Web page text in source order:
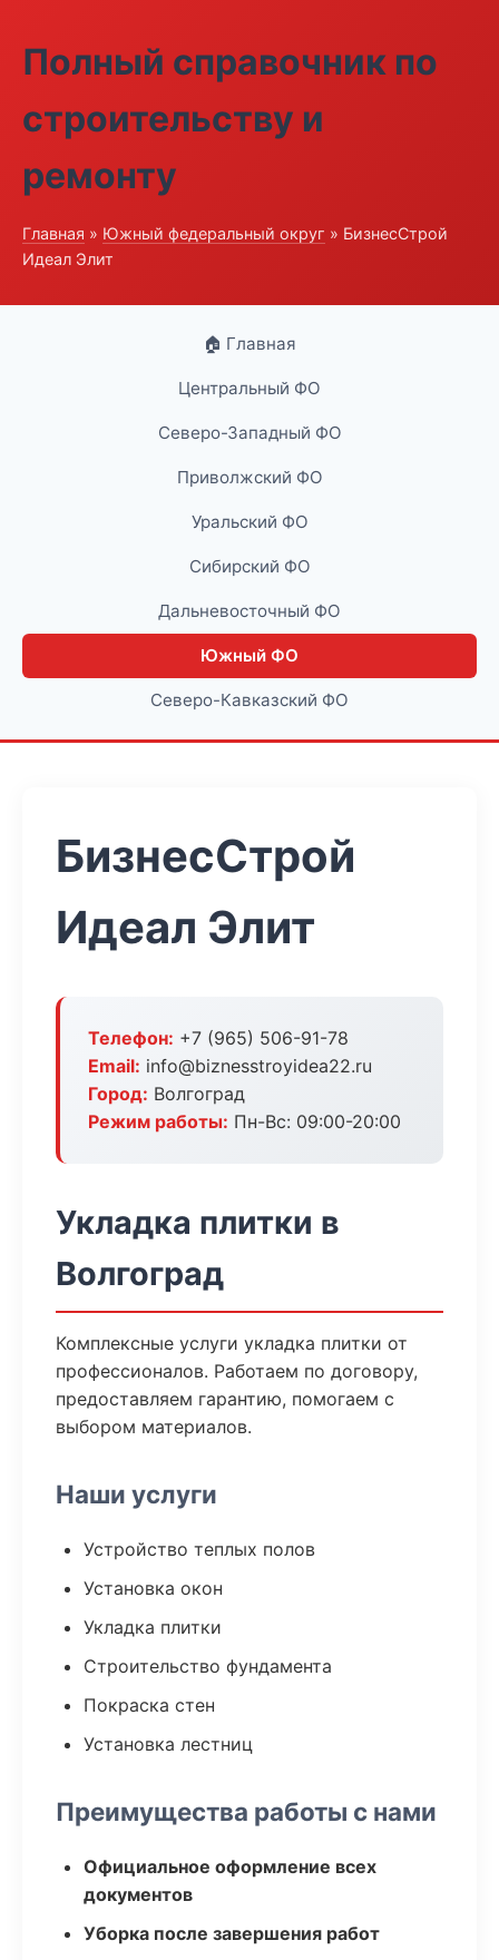
Полный справочник по
строительству и
ремонту
Главная » Южный федеральный округ » БизнесСтрой
Идеал Элит
🏠 Главная
Центральный ФО
Северо-Западный ФО
Приволжский ФО
Уральский ФО
Сибирский ФО
Дальневосточный ФО
Южный ФО
Северо-Кавказский ФО
БизнесСтрой
Идеал Элит
Телефон: +7 (965) 506-91-78
Email: info@biznesstroyidea22.ru
Город: Волгоград
Режим работы: Пн-Вс: 09:00-20:00
Укладка плитки в
Волгоград
Комплексные услуги укладка плитки от
профессионалов. Работаем по договору,
предоставляем гарантию, помогаем с
выбором материалов.
Наши услуги
Устройство теплых полов
Установка окон
Укладка плитки
Строительство фундамента
Покраска стен
Установка лестниц
Преимущества работы с нами
Официальное оформление всех
документов
Уборка после завершения работ